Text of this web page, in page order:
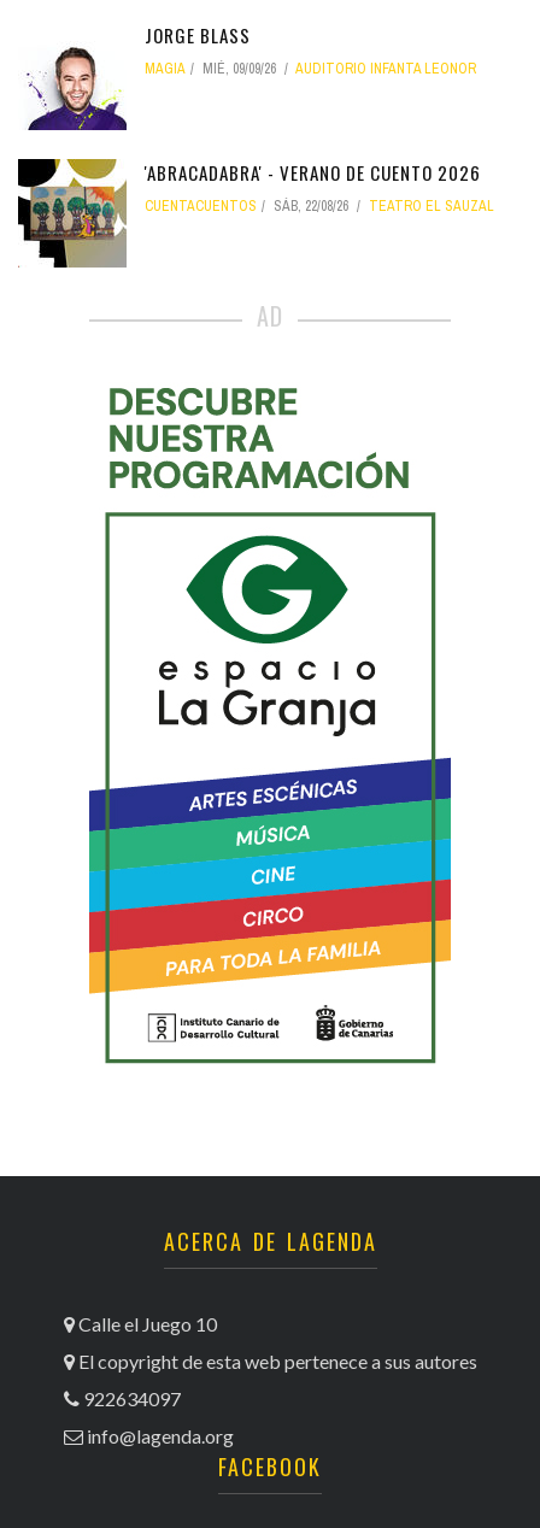
JORGE BLASS
MAGIA MIÉ, 09/09/26 AUDITORIO INFANTA LEONOR
'ABRACADABRA' - VERANO DE CUENTO 2026
CUENTACUENTOS SÁB, 22/08/26 TEATRO EL SAUZAL
AD
ACERCA DE LAGENDA
Calle el Juego 10
El copyright de esta web pertenece a sus autores
922634097
info@lagenda.org
FACEBOOK